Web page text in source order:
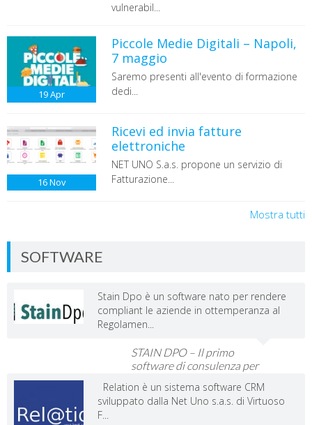
vulnerabil...
19Apr
Piccole Medie Digitali – Napoli,
7 maggio
Saremo presenti all'evento di formazione
dedi...
16Nov
Ricevi ed invia fatture
elettroniche
NET UNO S.a.s. propone un servizio di
Fatturazione...
Mostra tutti
SOFTWARE
Stain Dpo è un software nato per rendere
compliant le aziende in ottemperanza al
Regolamen...
STAIN DPO – Il primo
software di consulenza per
Relation è un sistema software CRM
sviluppato dalla Net Uno s.a.s. di Virtuoso
F...